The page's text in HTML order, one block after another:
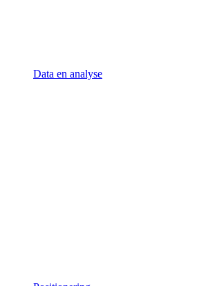
Data en analyse